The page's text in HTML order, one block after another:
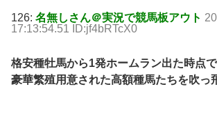
126: 名無しさん＠実況で競馬板アウト
17:13:54.51 ID:jf4bRTcX0
格安種牡馬から1発ホームラン出た時点
豪華繁殖用意された高額種馬たちを吹っ